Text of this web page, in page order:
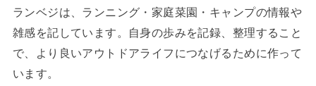
ランベジは、ランニング・家庭菜園・キャンプの情報や
雑感を記しています。自身の歩みを記録、整理すること
で、より良いアウトドアライフにつなげるために作って
います。